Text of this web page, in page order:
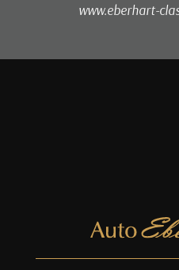
www.eberhart-